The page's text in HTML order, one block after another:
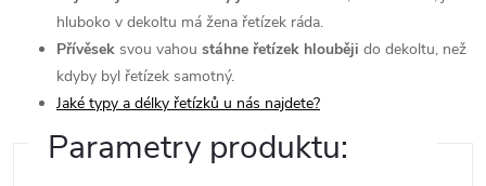
hluboko v dekoltu má žena řetízek ráda.
Přívěsek svou vahou stáhne řetízek hlouběji do dekoltu, než
kdyby byl řetízek samotný.
Jaké typy a délky řetízků u nás najdete?
Parametry produktu: